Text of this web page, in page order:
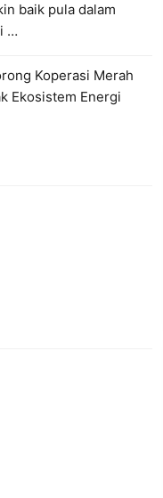
baik pula dalam
…
Koperasi Merah
Ekosistem Energi